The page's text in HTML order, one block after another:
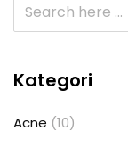
Kategori
Acne (10)